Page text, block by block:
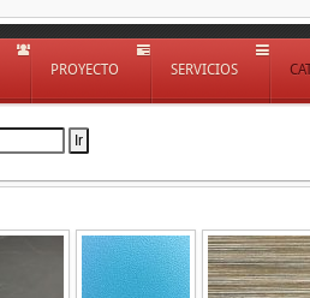
PROYECTO SERVICIOS